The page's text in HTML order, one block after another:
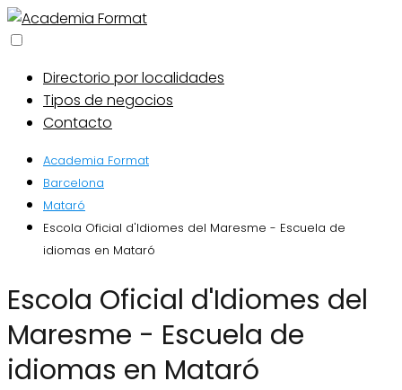
Directorio por localidades
Tipos de negocios
Contacto
Academia Format
Barcelona
Mataró
Escola Oficial d'Idiomes del Maresme - Escuela de
idiomas en Mataró
Escola Oficial d'Idiomes del
Maresme - Escuela de
idiomas en Mataró